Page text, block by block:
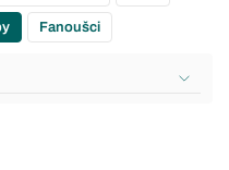
Fanoušci